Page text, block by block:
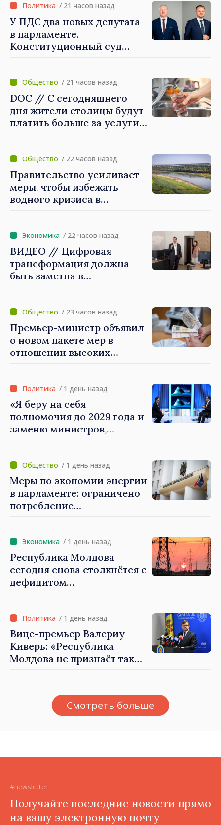
Северной Ирландии Ферн
Хорин
/ 21 часов назад
У ПДС два новых депутата
в парламенте.
Конституционный суд
/ 21 часов назад
DOC // С сегодняшнего
дня жители столицы будут
платить больше за услуги
/ 22 часов назад
Правительство усиливает
меры, чтобы избежать
водного кризиса в
/ 22 часов назад
ВИДЕО // Цифровая
трансформация должна
быть заметна в
экономики: премьер-
министр Василе Тофан
посетил Агентство
электронного управления
/ 23 часов назад
Премьер-министр объявил
о новом пакете мер в
отношении высоких
/ 1 день назад
«Я беру на себя
полномочия до 2029 года и
заменю министров,
премьер-министр Василе
Тофан
/ 1 день назад
Меры по экономии энергии
в парламенте: ограничено
потребление
/ 1 день назад
Республика Молдова
сегодня снова столкнётся с
дефицитом
/ 1 день назад
Вице-премьер Валериу
Киверь: «Республика
Молдова не признаёт так
осуществлённые
тираспольскими властями
Смотреть больше
#newsletter
Получайте последние новости прямо
на вашу электронную почту